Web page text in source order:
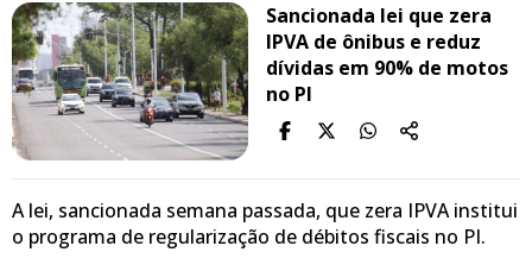
Sancionada lei que zera
IPVA de ônibus e reduz
dívidas em 90% de motos
no PI
A lei, sancionada semana passada, que zera IPVA institui
o programa de regularização de débitos fiscais no PI.